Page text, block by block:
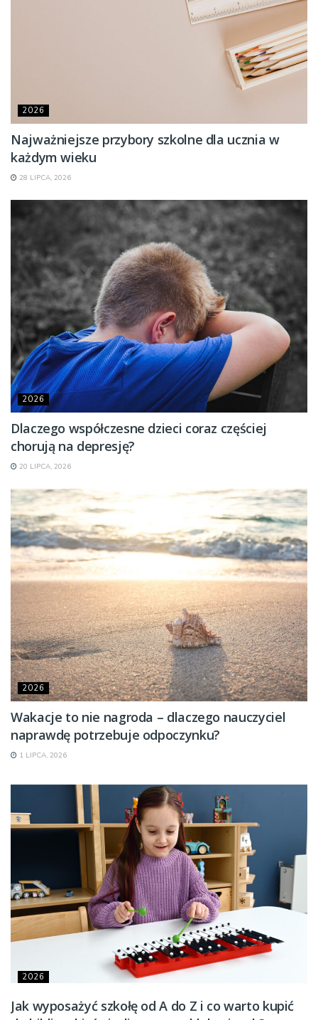
2026
Najważniejsze przybory szkolne dla ucznia w
każdym wieku
28 LIPCA, 2026
2026
Dlaczego współczesne dzieci coraz częściej
chorują na depresję?
20 LIPCA, 2026
2026
Wakacje to nie nagroda – dlaczego nauczyciel
naprawdę potrzebuje odpoczynku?
1 LIPCA, 2026
2026
Jak wyposażyć szkołę od A do Z i co warto kupić